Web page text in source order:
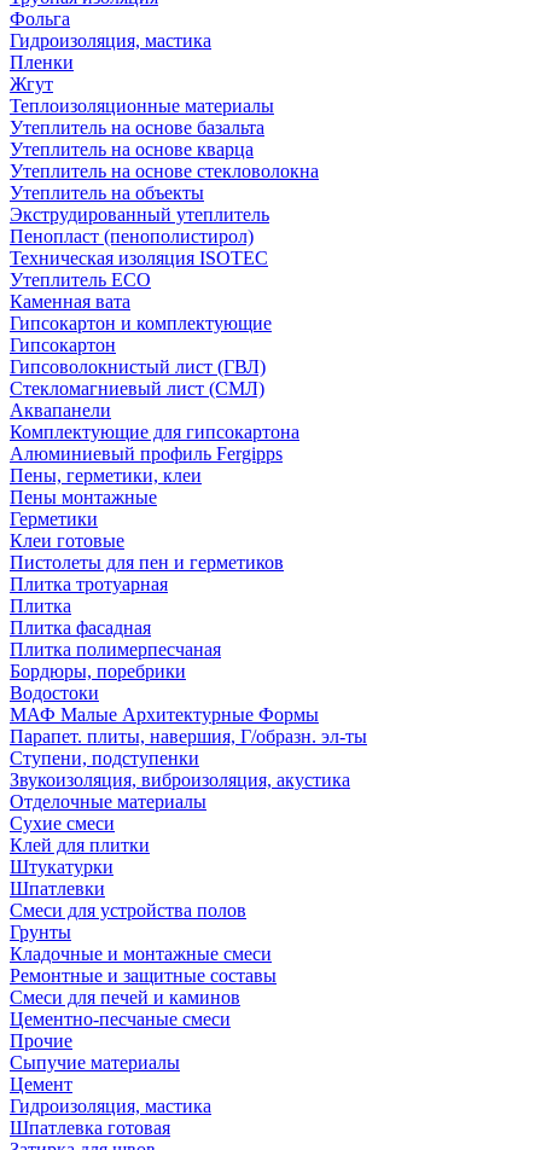
Фольга
Гидроизоляция, мастика
Пленки
Жгут
Теплоизоляционные материалы
Утеплитель на основе базальта
Утеплитель на основе кварца
Утеплитель на основе стекловолокна
Утеплитель на объекты
Экструдированный утеплитель
Пенопласт (пенополистирол)
Техническая изоляция ISOTEC
Утеплитель ECO
Каменная вата
Гипсокартон и комплектующие
Гипсокартон
Гипсоволокнистый лист (ГВЛ)
Стекломагниевый лист (СМЛ)
Аквапанели
Комплектующие для гипсокартона
Алюминиевый профиль Fergipps
Пены, герметики, клеи
Пены монтажные
Герметики
Клеи готовые
Пистолеты для пен и герметиков
Плитка тротуарная
Плитка
Плитка фасадная
Плитка полимерпесчаная
Бордюры, поребрики
Водостоки
МАФ Малые Архитектурные Формы
Парапет. плиты, навершия, Г/образн. эл-ты
Ступени, подступенки
Звукоизоляция, виброизоляция, акустика
Отделочные материалы
Сухие смеси
Клей для плитки
Штукатурки
Шпатлевки
Смеси для устройства полов
Грунты
Кладочные и монтажные смеси
Ремонтные и защитные составы
Смеси для печей и каминов
Цементно-песчаные смеси
Прочие
Сыпучие материалы
Цемент
Гидроизоляция, мастика
Шпатлевка готовая